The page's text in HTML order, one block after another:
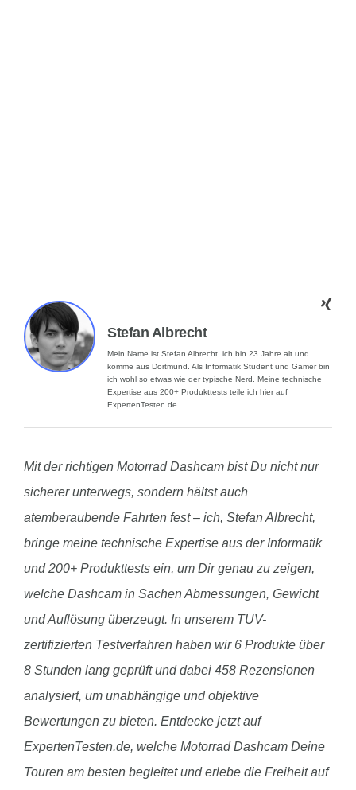
Stefan Albrecht
Mein Name ist Stefan Albrecht, ich bin 23 Jahre alt und
komme aus Dortmund. Als Informatik Student und Gamer bin
ich wohl so etwas wie der typische Nerd. Meine technische
Expertise aus 200+ Produkttests teile ich hier auf
ExpertenTesten.de.
Mit der richtigen Motorrad Dashcam bist Du nicht nur
sicherer unterwegs, sondern hältst auch
atemberaubende Fahrten fest – ich, Stefan Albrecht,
bringe meine technische Expertise aus der Informatik
und 200+ Produkttests ein, um Dir genau zu zeigen,
welche Dashcam in Sachen Abmessungen, Gewicht
und Auflösung überzeugt. In unserem TÜV-
zertifizierten Testverfahren haben wir 6 Produkte über
8 Stunden lang geprüft und dabei 458 Rezensionen
analysiert, um unabhängige und objektive
Bewertungen zu bieten. Entdecke jetzt auf
ExpertenTesten.de, welche Motorrad Dashcam Deine
Touren am besten begleitet und erlebe die Freiheit auf